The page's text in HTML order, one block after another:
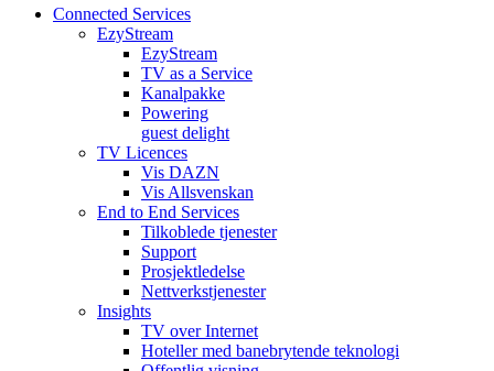
Connected Services
EzyStream
EzyStream
TV as a Service
Kanalpakke
Powering
guest delight
TV Licences
Vis DAZN
Vis Allsvenskan
End to End Services
Tilkoblede tjenester
Support
Prosjektledelse
Nettverkstjenester
Insights
TV over Internet
Hoteller med banebrytende teknologi